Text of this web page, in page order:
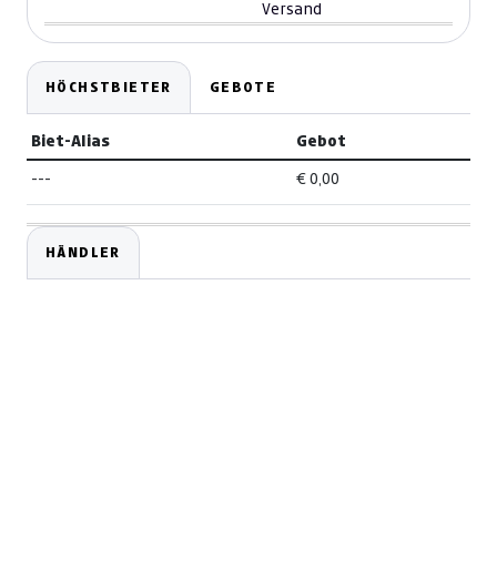
Versand
HÖCHSTBIETER GEBOTE
Biet-Alias Gebot
--- € 0,00
HÄNDLER